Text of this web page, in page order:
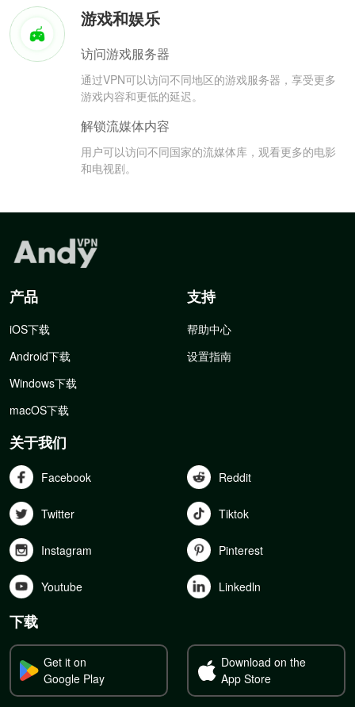
游戏和娱乐
访问游戏服务器
通过VPN可以访问不同地区的游戏服务器，享受更多
游戏内容和更低的延迟。
解锁流媒体内容
用户可以访问不同国家的流媒体库，观看更多的电影
和电视剧。
产品
iOS下载
Android下载
Windows下载
macOS下载
支持
帮助中心
设置指南
关于我们
Facebook Reddit
Twitter Tiktok
Instagram Pinterest
Youtube Linkedln
下载
Get it on
Google Play
Download on the
App Store